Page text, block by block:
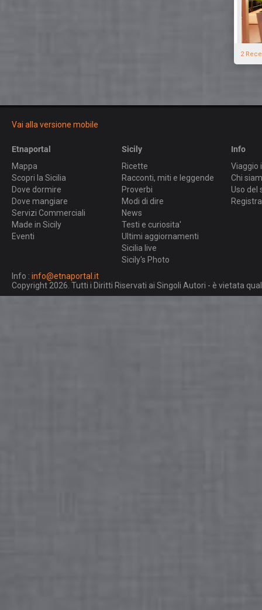
2
Vai alla versione mobile
Etnaportal
Mappa
Scopri la Sicilia
Dove dormire
Dove mangiare
Servizi Commerciali
Made in Sicily
Eventi
Sicily
Ricette
Racconti, miti e leggende
Proverbi
Modi di dire
News
Testi e curiosita'
Ultimi aggiornamenti
Sicilia live
Sicily's Photo
Info
Viaggio
Chi
Uso del
Info : info@etnaportal.it
Copyright 2026. Tutti i Diritti Riservati ai Singoli Autori - è vietata